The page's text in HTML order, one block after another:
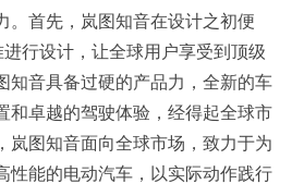
。首先，岚图知音在设计之初便
进行设计，让全球用户享受到顶级
知音具备过硬的产品力，全新的车
和卓越的驾驶体验，经得起全球市
岚图知音面向全球市场，致力于为
性能的电动汽车 ，以实际动作践行